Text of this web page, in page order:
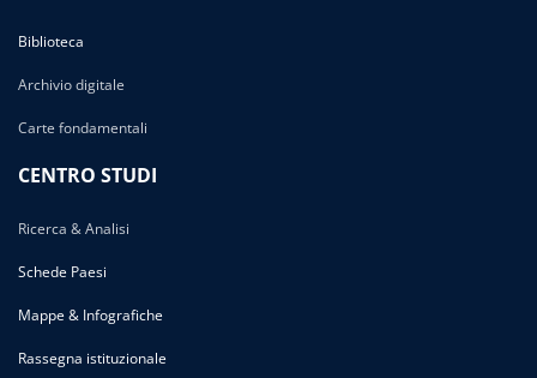
Biblioteca
Archivio digitale
Carte fondamentali
CENTRO STUDI
Ricerca & Analisi
Schede Paesi
Mappe & Infografiche
Rassegna istituzionale